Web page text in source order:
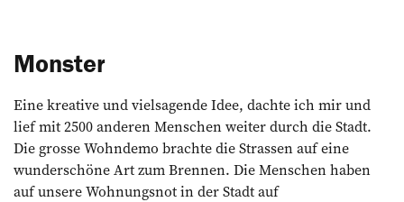
Monster
Eine kreative und vielsagende Idee, dachte ich mir und
lief mit 2500 anderen Menschen weiter durch die Stadt.
Die grosse Wohndemo brachte die Strassen auf eine
wunderschöne Art zum Brennen. Die Menschen haben
auf unsere Wohnungsnot in der Stadt auf